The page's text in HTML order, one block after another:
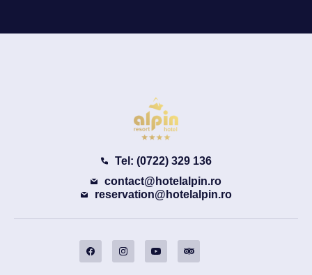
Tel: (0722) 329 136
contact@hotelalpin.ro
reservation@hotelalpin.ro